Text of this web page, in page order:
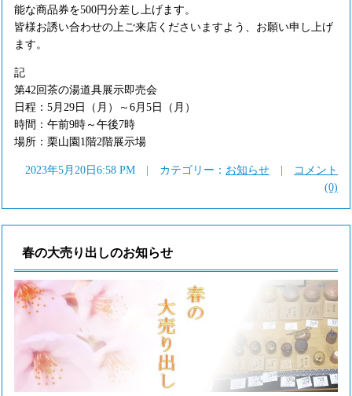
能な商品券を500円分差し上げます。
皆様お誘い合わせの上ご来店くださいますよう、お願い申し上げ
ます。
記
第42回茶の湯道具展示即売会
日程：5月29日（月）～6月5日（月）
時間：午前9時～午後7時
場所：栗山園1階2階展示場
2023年5月20日6:58 PM | カテゴリー： お知らせ
コメント
(0)
春の大売り出しのお知らせ